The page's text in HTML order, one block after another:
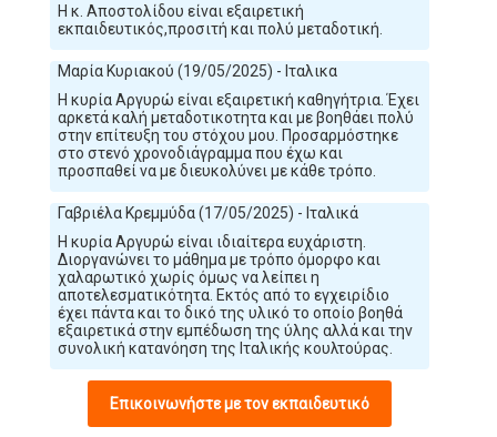
Η κ. Αποστολίδου είναι εξαιρετική
εκπαιδευτικός,προσιτή και πολύ μεταδοτική.
Μαρία Κυριακού (19/05/2025) - Ιταλικα
Η κυρία Αργυρώ είναι εξαιρετική καθηγήτρια. Έχει
αρκετά καλή μεταδοτικοτητα και με βοηθάει πολύ
στην επίτευξη του στόχου μου. Προσαρμόστηκε
στο στενό χρονοδιάγραμμα που έχω και
προσπαθεί να με διευκολύνει με κάθε τρόπο.
Γαβριέλα Κρεμμύδα (17/05/2025) - Ιταλικά
Η κυρία Αργυρώ είναι ιδιαίτερα ευχάριστη.
Διοργανώνει το μάθημα με τρόπο όμορφο και
χαλαρωτικό χωρίς όμως να λείπει η
αποτελεσματικότητα. Εκτός από το εγχειρίδιο
έχει πάντα και το δικό της υλικό το οποίο βοηθά
εξαιρετικά στην εμπέδωση της ύλης αλλά και την
συνολική κατανόηση της Ιταλικής κουλτούρας.
Επικοινωνήστε με τον εκπαιδευτικό